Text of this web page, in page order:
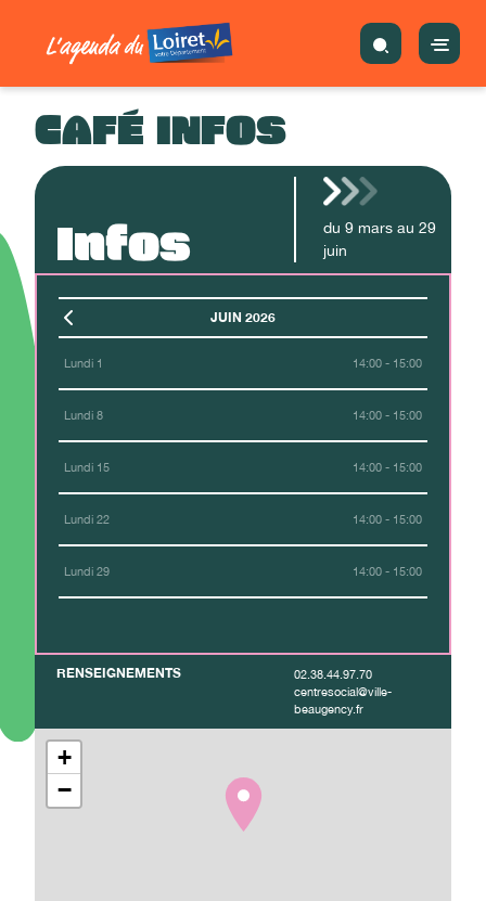
CAFÉ INFOS
Infos du 9 mars au 29
juin
JUIN 2026
Lundi 1 14:00 - 15:00
Lundi 8 14:00 - 15:00
Lundi 15 14:00 - 15:00
Lundi 22 14:00 - 15:00
Lundi 29 14:00 - 15:00
RENSEIGNEMENTS
02.38.44.97.70
centresocial@ville-
beaugency.fr
+
−